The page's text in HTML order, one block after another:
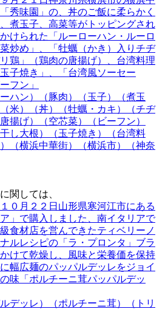
秀味園」の、丼のご飯に柔らかく
煮玉子、高菜等がトッピングされ
けられた「ルーローハン・ルーロ
炒め」、「牡蠣（かき）入りチヂ
鶏」（鶏肉の唐揚げ）、台湾料理
子焼き」、「台湾風ソーセー
フン」
ハン）（豚肉）（玉子）（煮玉
米）（丼）（牡蠣・カキ）（チヂ
揚げ）（空芯菜）（ビーフン）
し大根）（玉子焼き）（台湾料
（横浜中華街）（横浜市）（神奈
関しては、
０月２２日山形県寒河江市にある
」で購入しました、南イタリアで
食材店を営んできたティベリーノ
ルレシピの「ラ・プロンタ」ブラ
けて乾燥し、風味と栄養価を保持
幅広麺のパッパルデッレをジョイ
味「ポルチーニ茸パッパルデッ
デッレ）（ポルチーニ茸）（トリ